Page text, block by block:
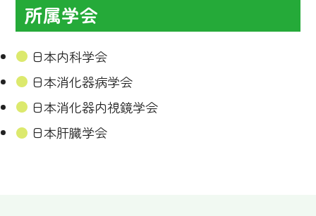
所属学会
日本内科学会
日本消化器病学会
日本消化器内視鏡学会
日本肝臓学会